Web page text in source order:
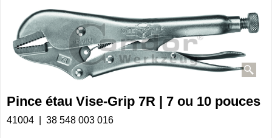
Pince étau Vise-Grip 7R | 7 ou 10 pouces
41004 38 548 003 016